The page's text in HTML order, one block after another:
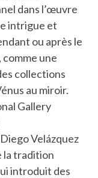
FOURRÉ AUX
ET AUX
LA HALLE
POURQUOI PAS
?
dans l’œuvre
intrigue et
ou après le
une
collections
au miroir.
Gallery
Velázquez
la tradition
introduit des